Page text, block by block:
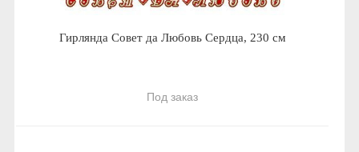
Гирлянда Совет да Любовь Сердца, 230 см
Под заказ